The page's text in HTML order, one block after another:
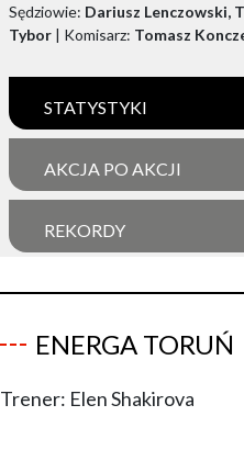
Sędziowie: Dariusz Lenczowski,
Tybor | Komisarz: Tomasz
STATYSTYKI
AKCJA PO AKCJI
REKORDY
ENERGA TORUŃ
Trener: Elen Shakirova